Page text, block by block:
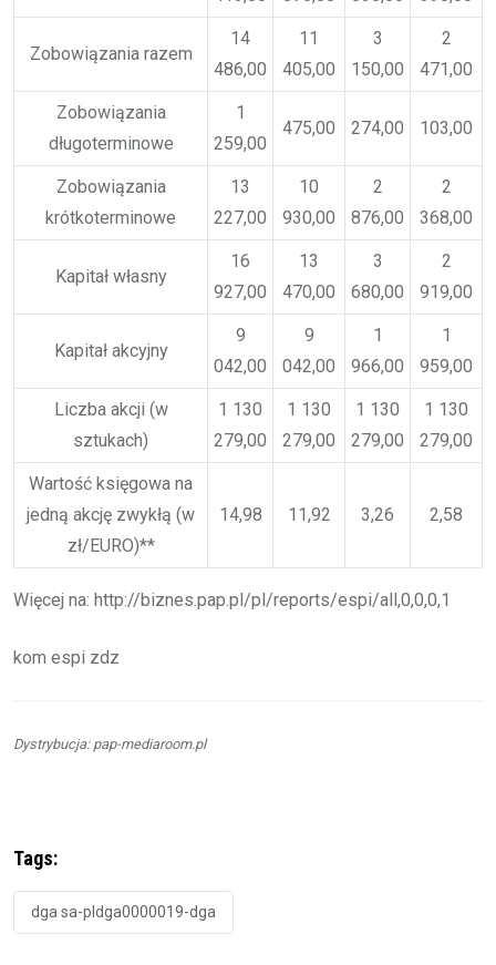
Zobowiązania razem
14
486,00
11
405,00
3
150,00
2
471,00
Zobowiązania
długoterminowe
1
259,00
475,00 274,00 103,00
Zobowiązania
krótkoterminowe
13
227,00
10
930,00
2
876,00
2
368,00
Kapitał własny
16
927,00
13
470,00
3
680,00
2
919,00
Kapitał akcyjny
9
042,00
9
042,00
1
966,00
1
959,00
Liczba akcji (w
sztukach)
1 130
279,00
1 130
279,00
1 130
279,00
1 130
279,00
Wartość księgowa na
jedną akcję zwykłą (w
zł/EURO)**
14,98 11,92 3,26 2,58
Więcej na: http://biznes.pap.pl/pl/reports/espi/all,0,0,0,1
kom espi zdz
Dystrybucja: pap-mediaroom.pl
Tags:
dga sa-pldga0000019-dga